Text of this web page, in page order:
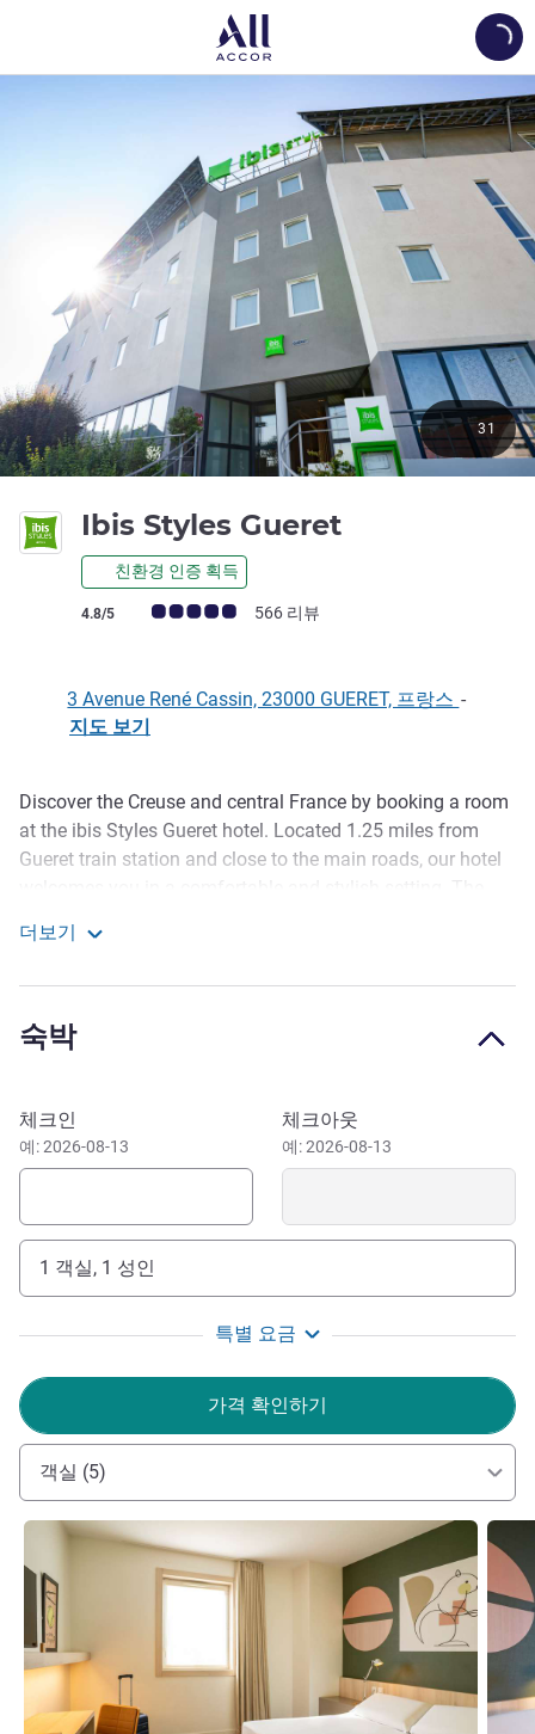
Ibis Styles Gueret
친환경 인증 획득
고객 평점 (ALL 평가)
4.8/5 566 리뷰
31
3 Avenue René Cassin, 23000 GUERET, 프랑스 -
지도 보기
호텔설명
Discover the Creuse and central France by booking a room
at the ibis Styles Gueret hotel. Located 1.25 miles from
Gueret train station and close to the main roads, our hotel
seminar room equipped with 4K video, 7.1 Chromecast
In the heart of the Creuse, visit the Aubusson tapestries or
admire the valley of the impressionist painters of Crozant.
getaway in Monts de Guéret.
Welcome to the green heart of France. A haven of calm
a singular and modern style that will meet all your
Dimitri TOURATIER 호텔 관리
더보기
숙박
이 호텔 예약하기
체크인
예: 2026-08-13
체크아웃
예: 2026-08-13
1 객실, 1 성인
특별 요금
가격 확인하기
객실 (5)
세부 정보 보기 세부